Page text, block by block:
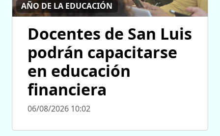
AÑO DE LA EDUCACIÓN
Docentes de San Luis
podrán capacitarse
en educación
financiera
06/08/2026 10:02